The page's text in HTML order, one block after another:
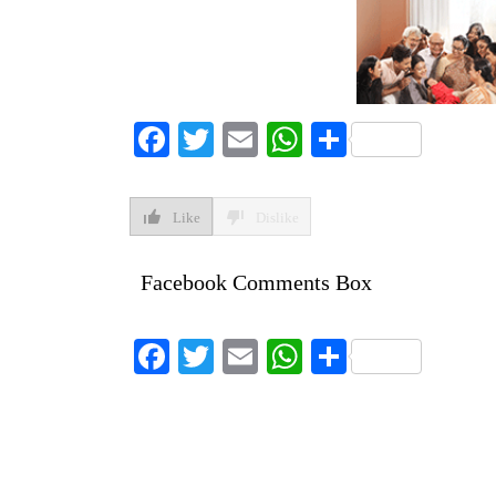
Facebook
TwitterEmailWhatsApp
Share
Like
Facebook Comments Box
Facebook
TwitterEmailWhatsApp
Share